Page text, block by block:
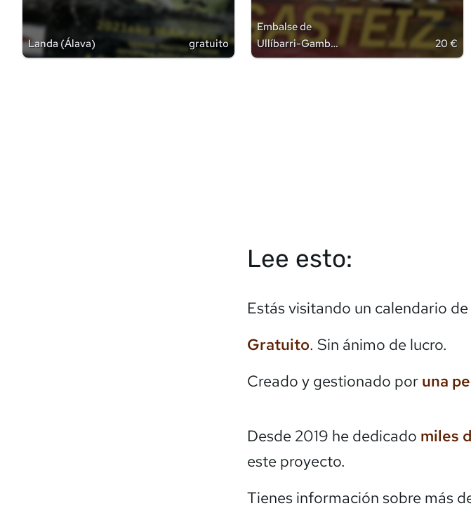
Landa (Álava) gratuito
Embalse de
Ullíbarri-Gamboa
(Álava)
20 €
Lee esto:
Estás visitando un calendario
Gratuito. Sin ánimo de lucro.
Creado y gestionado por una
Desde 2019 he dedicado miles
este proyecto.
Tienes información sobre más